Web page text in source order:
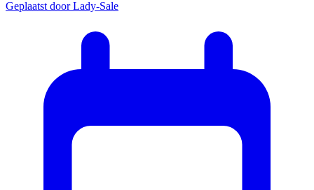
Geplaatst doorLady-Sale